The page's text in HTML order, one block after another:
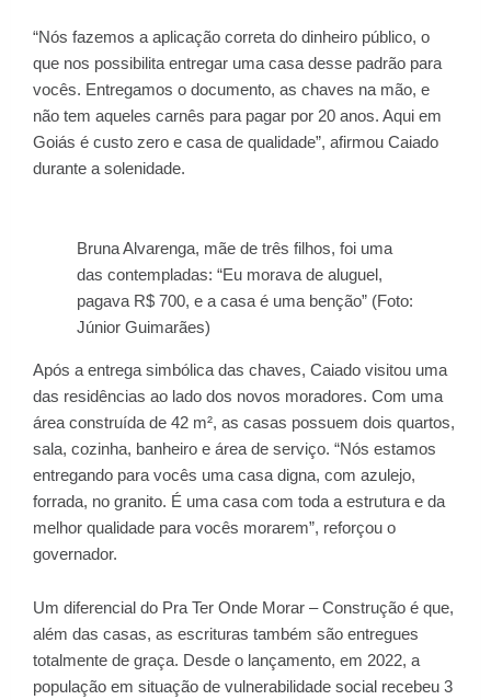
“Nós fazemos a aplicação correta do dinheiro público, o
que nos possibilita entregar uma casa desse padrão para
vocês. Entregamos o documento, as chaves na mão, e
não tem aqueles carnês para pagar por 20 anos. Aqui em
Goiás é custo zero e casa de qualidade”, afirmou Caiado
durante a solenidade.
Bruna Alvarenga, mãe de três filhos, foi uma
das contempladas: “Eu morava de aluguel,
pagava R$ 700, e a casa é uma benção” (Foto:
Júnior Guimarães)
Após a entrega simbólica das chaves, Caiado visitou uma
das residências ao lado dos novos moradores. Com uma
área construída de 42 m², as casas possuem dois quartos,
sala, cozinha, banheiro e área de serviço. “Nós estamos
entregando para vocês uma casa digna, com azulejo,
forrada, no granito. É uma casa com toda a estrutura e da
melhor qualidade para vocês morarem”, reforçou o
governador.
Um diferencial do Pra Ter Onde Morar – Construção é que,
além das casas, as escrituras também são entregues
totalmente de graça. Desde o lançamento, em 2022, a
população em situação de vulnerabilidade social recebeu 3